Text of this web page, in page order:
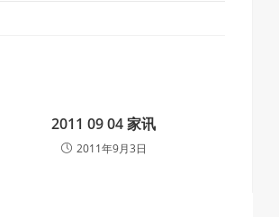
2011 09 04 家讯
2011年9月3日